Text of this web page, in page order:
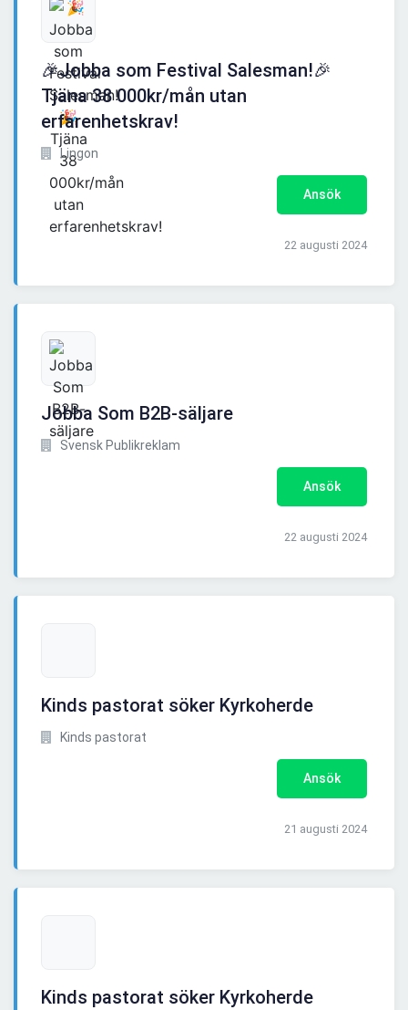
🎉Jobba som Festival Salesman!🎉
Tjäna 38 000kr/mån utan
erfarenhetskrav!
Lingon
Ansök
22 augusti 2024
Jobba Som B2B-säljare
Svensk Publikreklam
Ansök
22 augusti 2024
Kinds pastorat söker Kyrkoherde
Kinds pastorat
Ansök
21 augusti 2024
Kinds pastorat söker Kyrkoherde